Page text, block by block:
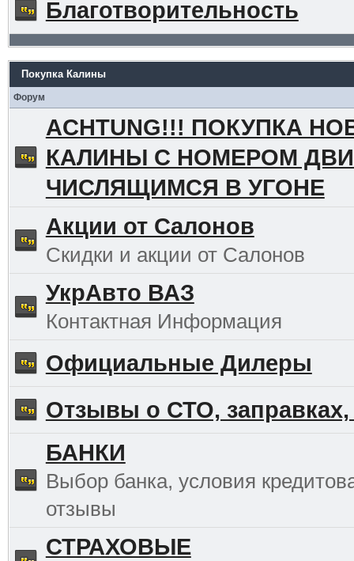
Благотворительность
Покупка Калины
Форум
ACHTUNG!!! ПОКУПКА
КАЛИНЫ С НОМЕРОМ
ЧИСЛЯЩИМСЯ В УГОНЕ
Акции от Салонов
Скидки и акции от Салонов
УкрАвто ВАЗ
Контактная Информация
Официальные Дилеры
Отзывы о СТО, заправках,
БАНКИ
Выбор банка, условия
отзывы
СТРАХОВЫЕ